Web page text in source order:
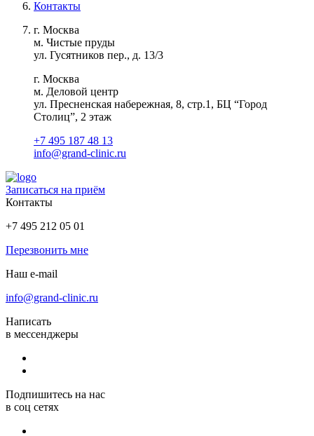
Контакты
г. Москва
м. Чистые пруды
ул. Гусятников пер., д. 13/3
г. Москва
м. Деловой центр
ул. Пресненская набережная, 8, стр.1, БЦ “Город
Столиц”, 2 этаж
+7 495 187 48 13
info@grand-clinic.ru
Записаться на приём
Контакты
+7 495 212 05 01
Перезвонить мне
Наш e-mail
info@grand-clinic.ru
Написать
в мессенджеры
Подпишитесь на нас
в соц сетях